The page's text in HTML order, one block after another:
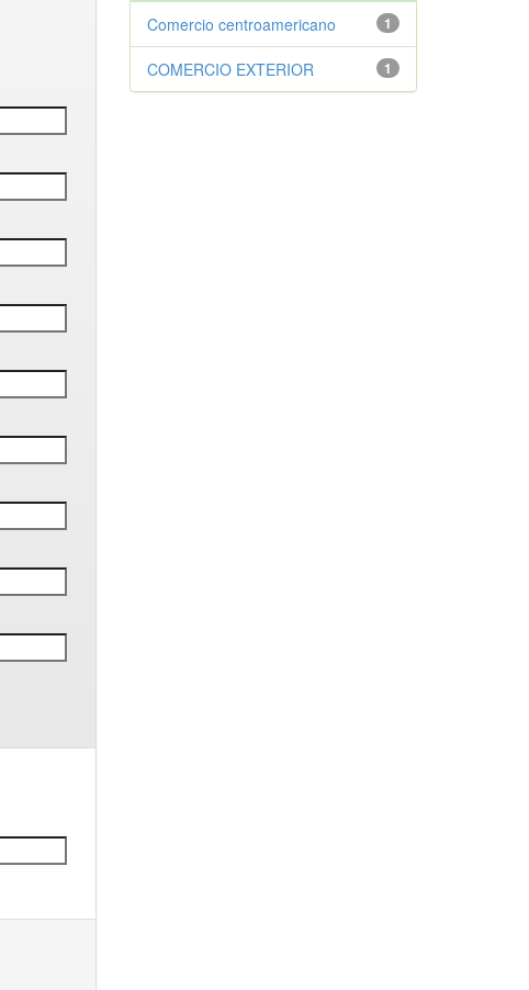
1
Comercio centroamericano
1
COMERCIO EXTERIOR